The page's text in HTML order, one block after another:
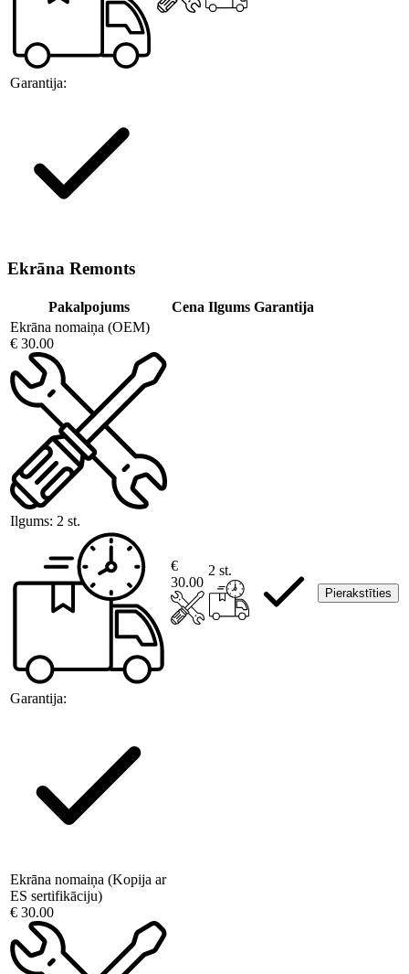
Garantija:
Ekrāna Remonts
Pakalpojums Cena Ilgums Garantija
Ekrāna nomaiņa (OEM)
€ 30.00
Ilgums: 2 st.
Garantija:
€
30.00
2 st.
Pierakstīties
Ekrāna nomaiņa (Kopija ar
ES sertifikāciju)
€ 30.00